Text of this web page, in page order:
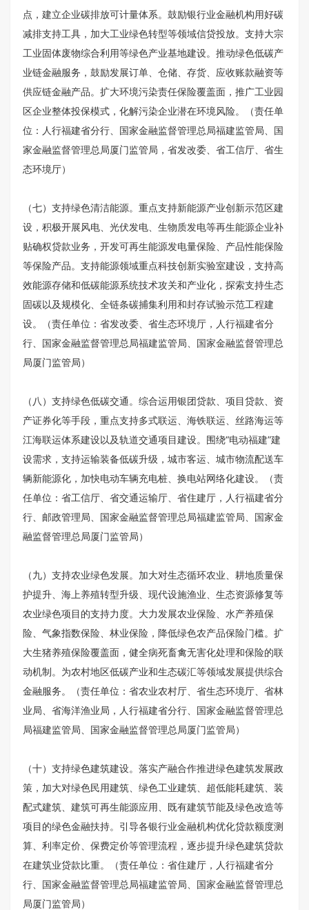
点，建立企业碳排放可计量体系。鼓励银行业金融机构用好碳
减排支持工具，加大工业绿色转型等领域信贷投放。支持大宗
工业固体废物综合利用等绿色产业基地建设。推动绿色低碳产
业链金融服务，鼓励发展订单、仓储、存货、应收账款融资等
供应链金融产品。扩大环境污染责任保险覆盖面，推广工业园
区企业整体投保模式，化解污染企业潜在环境风险。（责任单
位：人行福建省分行、国家金融监督管理总局福建监管局、国
家金融监督管理总局厦门监管局，省发改委、省工信厅、省生
态环境厅）
（七）支持绿色清洁能源。重点支持新能源产业创新示范区建
设，积极开展风电、光伏发电、生物质发电等再生能源企业补
贴确权贷款业务，开发可再生能源发电量保险、产品性能保险
等保险产品。支持能源领域重点科技创新实验室建设，支持高
效能源存储和低碳能源系统技术攻关和产业化，探索支持生态
固碳以及规模化、全链条碳捕集利用和封存试验示范工程建
设。（责任单位：省发改委、省生态环境厅，人行福建省分
行、国家金融监督管理总局福建监管局、国家金融监督管理总
局厦门监管局）
（八）支持绿色低碳交通。综合运用银团贷款、项目贷款、资
产证券化等手段，重点支持多式联运、海铁联运、丝路海运等
江海联运体系建设以及轨道交通项目建设。围绕“电动福建”建
设需求，支持运输装备低碳升级，城市客运、城市物流配送车
辆新能源化，加快电动车辆充电桩、换电站网络化建设。（责
任单位：省工信厅、省交通运输厅、省住建厅，人行福建省分
行、邮政管理局、国家金融监督管理总局福建监管局、国家金
融监督管理总局厦门监管局）
（九）支持农业绿色发展。加大对生态循环农业、耕地质量保
护提升、海上养殖转型升级、现代设施渔业、生态资源修复等
农业绿色项目的支持力度。大力发展农业保险、水产养殖保
险、气象指数保险、林业保险，降低绿色农产品保险门槛。扩
大生猪养殖保险覆盖面，健全病死畜禽无害化处理和保险的联
动机制。为农村地区低碳产业和生态碳汇等领域发展提供综合
金融服务。（责任单位：省农业农村厅、省生态环境厅、省林
业局、省海洋渔业局，人行福建省分行、国家金融监督管理总
局福建监管局、国家金融监督管理总局厦门监管局）
（十）支持绿色建筑建设。落实产融合作推进绿色建筑发展政
策，加大对绿色民用建筑、绿色工业建筑、超低能耗建筑、装
配式建筑、建筑可再生能源应用、既有建筑节能及绿色改造等
项目的绿色金融扶持。引导各银行业金融机构优化贷款额度测
算、利率定价、保费定价等管理流程，逐步提升绿色建筑贷款
在建筑业贷款比重。（责任单位：省住建厅，人行福建省分
行、国家金融监督管理总局福建监管局、国家金融监督管理总
局厦门监管局）